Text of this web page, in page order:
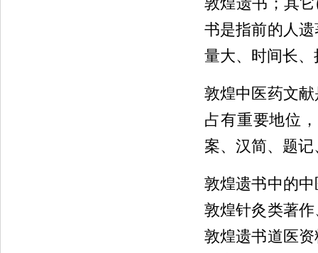
书是指前的人
量大、时间长
敦煌中医药文
占有重要地位
案、汉简、题
敦煌遗书中的
敦煌针灸类著
敦煌遗书道医